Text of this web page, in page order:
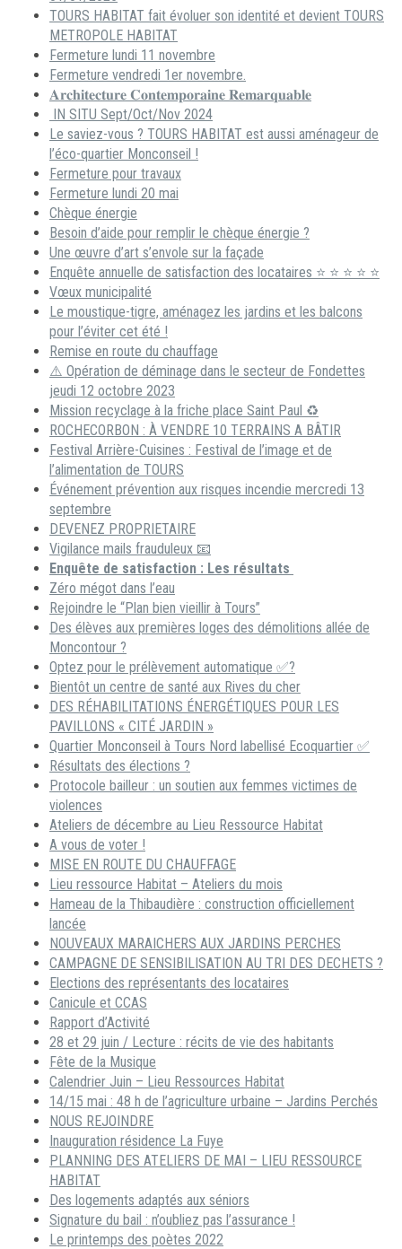
TOURS HABITAT fait évoluer son identité et devient TOURS
METROPOLE HABITAT
Fermeture lundi 11 novembre
Fermeture vendredi 1er novembre.
𝐀𝐫𝐜𝐡𝐢𝐭𝐞𝐜𝐭𝐮𝐫𝐞 𝐂𝐨𝐧𝐭𝐞𝐦𝐩𝐨𝐫𝐚𝐢𝐧𝐞 𝐑𝐞𝐦𝐚𝐫𝐪𝐮𝐚𝐛𝐥𝐞
IN SITU Sept/Oct/Nov 2024
Le saviez-vous ? TOURS HABITAT est aussi aménageur de
l’éco-quartier Monconseil !
Fermeture pour travaux
Fermeture lundi 20 mai
Chèque énergie
Besoin d’aide pour remplir le chèque énergie ?
Une œuvre d’art s’envole sur la façade
Enquête annuelle de satisfaction des locataires ⭐ ⭐ ⭐ ⭐ ⭐
Vœux municipalité
Le moustique-tigre, aménagez les jardins et les balcons
pour l’éviter cet été !
Remise en route du chauffage
⚠️ Opération de déminage dans le secteur de Fondettes
jeudi 12 octobre 2023
Mission recyclage à la friche place Saint Paul ♻️
ROCHECORBON : À VENDRE 10 TERRAINS A BÂTIR
Festival Arrière-Cuisines : Festival de l’image et de
l’alimentation de TOURS
Événement prévention aux risques incendie mercredi 13
septembre
DEVENEZ PROPRIETAIRE
Vigilance mails frauduleux 📧
Enquête de satisfaction : Les résultats
Zéro mégot dans l’eau
Rejoindre le “Plan bien vieillir à Tours”
Des élèves aux premières loges des démolitions allée de
Moncontour ?
Optez pour le prélèvement automatique ✅?
Bientôt un centre de santé aux Rives du cher
DES RÉHABILITATIONS ÉNERGÉTIQUES POUR LES
PAVILLONS « CITÉ JARDIN »
Quartier Monconseil à Tours Nord labellisé Ecoquartier ✅
Résultats des élections ?
Protocole bailleur : un soutien aux femmes victimes de
violences
Ateliers de décembre au Lieu Ressource Habitat
A vous de voter !
MISE EN ROUTE DU CHAUFFAGE
Lieu ressource Habitat – Ateliers du mois
Hameau de la Thibaudière : construction officiellement
lancée
NOUVEAUX MARAICHERS AUX JARDINS PERCHES
CAMPAGNE DE SENSIBILISATION AU TRI DES DECHETS ?
Elections des représentants des locataires
Canicule et CCAS
Rapport d’Activité
28 et 29 juin / Lecture : récits de vie des habitants
Fête de la Musique
Calendrier Juin – Lieu Ressources Habitat
14/15 mai : 48 h de l’agriculture urbaine – Jardins Perchés
NOUS REJOINDRE
Inauguration résidence La Fuye
PLANNING DES ATELIERS DE MAI – LIEU RESSOURCE
HABITAT
Des logements adaptés aux séniors
Signature du bail : n’oubliez pas l’assurance !
Le printemps des poètes 2022